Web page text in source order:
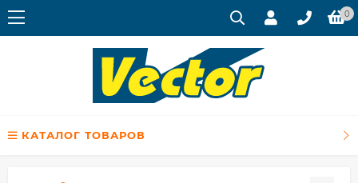
0
КАТАЛОГ ТОВАРОВ